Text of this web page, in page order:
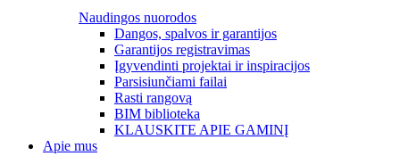
Naudingos nuorodos
Dangos, spalvos ir garantijos
Garantijos registravimas
Įgyvendinti projektai ir inspiracijos
Parsisiunčiami failai
Rasti rangovą
BIM biblioteka
KLAUSKITE APIE GAMINĮ
Apie mus